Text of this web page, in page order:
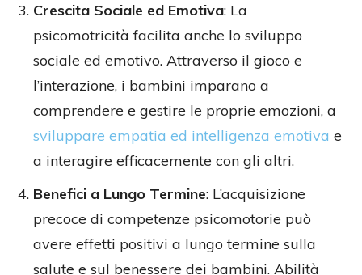
Crescita Sociale ed Emotiva: La
psicomotricità facilita anche lo sviluppo
sociale ed emotivo. Attraverso il gioco e
l’interazione, i bambini imparano a
comprendere e gestire le proprie emozioni, a
sviluppare empatia ed intelligenza emotiva e
a interagire efficacemente con gli altri.
Benefici a Lungo Termine: L’acquisizione
precoce di competenze psicomotorie può
avere effetti positivi a lungo termine sulla
salute e sul benessere dei bambini. Abilità